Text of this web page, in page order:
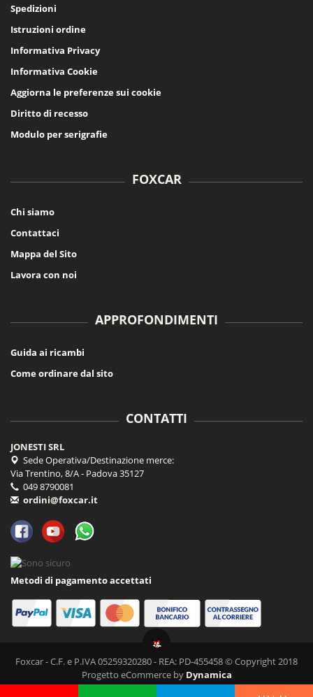
Spedizioni
Istruzioni ordine
Informativa Privacy
Informativa Cookie
Aggiorna le preferenze sui cookie
Diritto di recesso
Modulo per serigrafie
FOXCAR
Chi siamo
Contattaci
Mappa del Sito
Lavora con noi
APPROFONDIMENTI
Guida ai ricambi
Come ordinare dal sito
CONTATTI
JONESTI SRL
Sede Operativa/Destinazione merce:
Via Trentino, 8/A - Padova 35127
049 8790081
ordini@foxcar.it
Metodi di pagamento accettati
Foxcar - C.F. e P.IVA 05259320280 - REA: PD-455458 © Copyright 2018
Progetto eCommerce by Dynamica